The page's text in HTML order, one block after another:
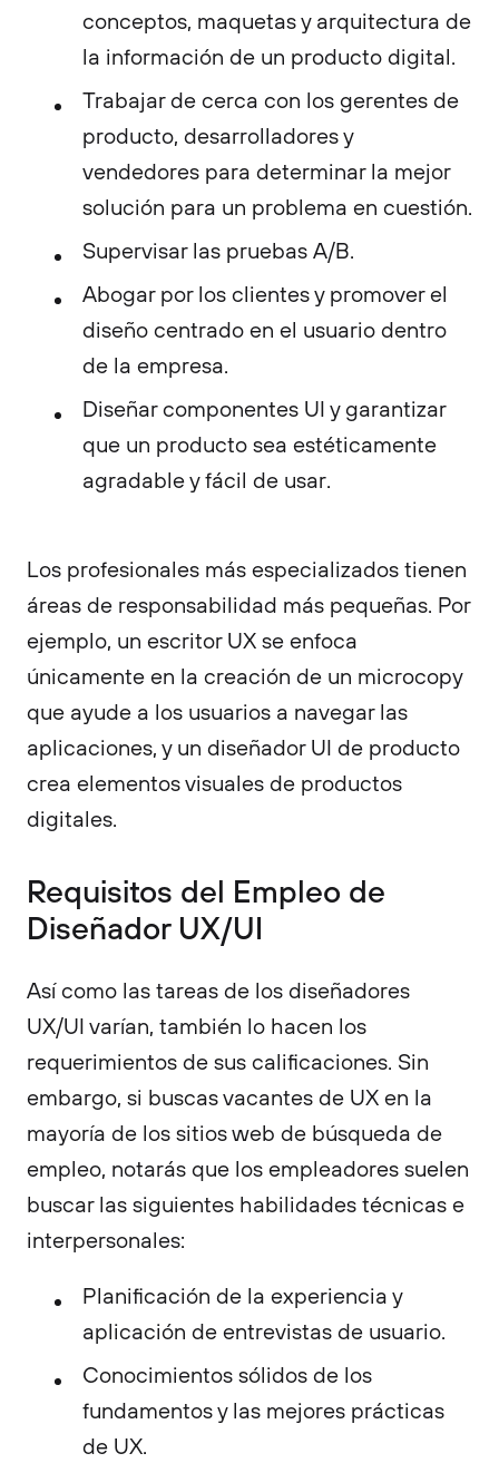
conceptos, maquetas y arquitectura de
la información de un producto digital.
Trabajar de cerca con los gerentes de
producto, desarrolladores y
vendedores para determinar la mejor
solución para un problema en cuestión.
Supervisar las pruebas A/B.
Abogar por los clientes y promover el
diseño centrado en el usuario dentro
de la empresa.
Diseñar componentes UI y garantizar
que un producto sea estéticamente
agradable y fácil de usar.
Los profesionales más especializados tienen
áreas de responsabilidad más pequeñas. Por
ejemplo, un escritor UX se enfoca
únicamente en la creación de un microcopy
que ayude a los usuarios a navegar las
aplicaciones, y un diseñador UI de producto
crea elementos visuales de productos
digitales.
Requisitos del Empleo de
Diseñador UX/UI
Así como las tareas de los diseñadores
UX/UI varían, también lo hacen los
requerimientos de sus calificaciones. Sin
embargo, si buscas vacantes de UX en la
mayoría de los sitios web de búsqueda de
empleo, notarás que los empleadores suelen
buscar las siguientes habilidades técnicas e
interpersonales:
Planificación de la experiencia y
aplicación de entrevistas de usuario.
Conocimientos sólidos de los
fundamentos y las mejores prácticas
de UX.